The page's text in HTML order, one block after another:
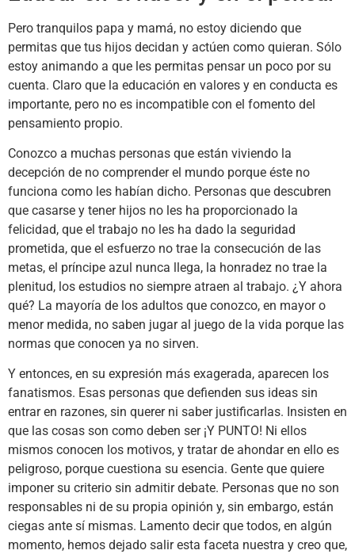
Pero tranquilos papa y mamá, no estoy diciendo que
permitas que tus hijos decidan y actúen como quieran. Sólo
estoy animando a que les permitas pensar un poco por su
cuenta. Claro que la educación en valores y en conducta es
importante, pero no es incompatible con el fomento del
pensamiento propio.
Conozco a muchas personas que están viviendo la
decepción de no comprender el mundo porque éste no
funciona como les habían dicho. Personas que descubren
que casarse y tener hijos no les ha proporcionado la
felicidad, que el trabajo no les ha dado la seguridad
prometida, que el esfuerzo no trae la consecución de las
metas, el príncipe azul nunca llega, la honradez no trae la
plenitud, los estudios no siempre atraen al trabajo. ¿Y ahora
qué? La mayoría de los adultos que conozco, en mayor o
menor medida, no saben jugar al juego de la vida porque las
normas que conocen ya no sirven.
Y entonces, en su expresión más exagerada, aparecen los
fanatismos. Esas personas que defienden sus ideas sin
entrar en razones, sin querer ni saber justificarlas. Insisten en
que las cosas son como deben ser ¡Y PUNTO! Ni ellos
mismos conocen los motivos, y tratar de ahondar en ello es
peligroso, porque cuestiona su esencia. Gente que quiere
imponer su criterio sin admitir debate. Personas que no son
responsables ni de su propia opinión y, sin embargo, están
ciegas ante sí mismas. Lamento decir que todos, en algún
momento, hemos dejado salir esta faceta nuestra y creo que,